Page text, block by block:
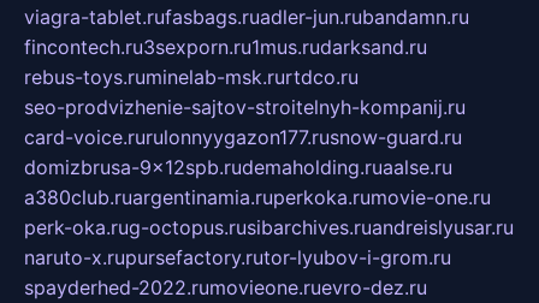
viagra-tablet.rufasbags.ruadler-jun.rubandamn.ru
fincontech.ru3sexporn.ru1mus.rudarksand.ru
rebus-toys.ruminelab-msk.rurtdco.ru
seo-prodvizhenie-sajtov-stroitelnyh-kompanij.ru
card-voice.rurulonnyygazon177.rusnow-guard.ru
domizbrusa-9x12spb.rudemaholding.ruaalse.ru
a380club.ruargentinamia.ruperkoka.rumovie-one.ru
perk-oka.rug-octopus.rusibarchives.ruandreislyusar.ru
naruto-x.rupursefactory.rutor-lyubov-i-grom.ru
spayderhed-2022.rumovieone.ruevro-dez.ru